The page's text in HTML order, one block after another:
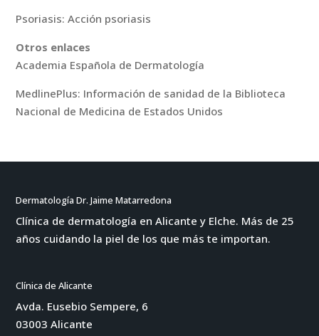
Psoriasis: Acción psoriasis
Otros enlaces
Academia Española de Dermatología
MedlinePlus: Información de sanidad de la Biblioteca
Nacional de Medicina de Estados Unidos
Dermatología Dr. Jaime Matarredona
Clínica de dermatología en Alicante y Elche. Más de 25
años cuidando la piel de los que más te importan.
Clínica de Alicante
Avda. Eusebio Sempere, 6
03003 Alicante